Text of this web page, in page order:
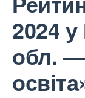
2024 у
обл. —